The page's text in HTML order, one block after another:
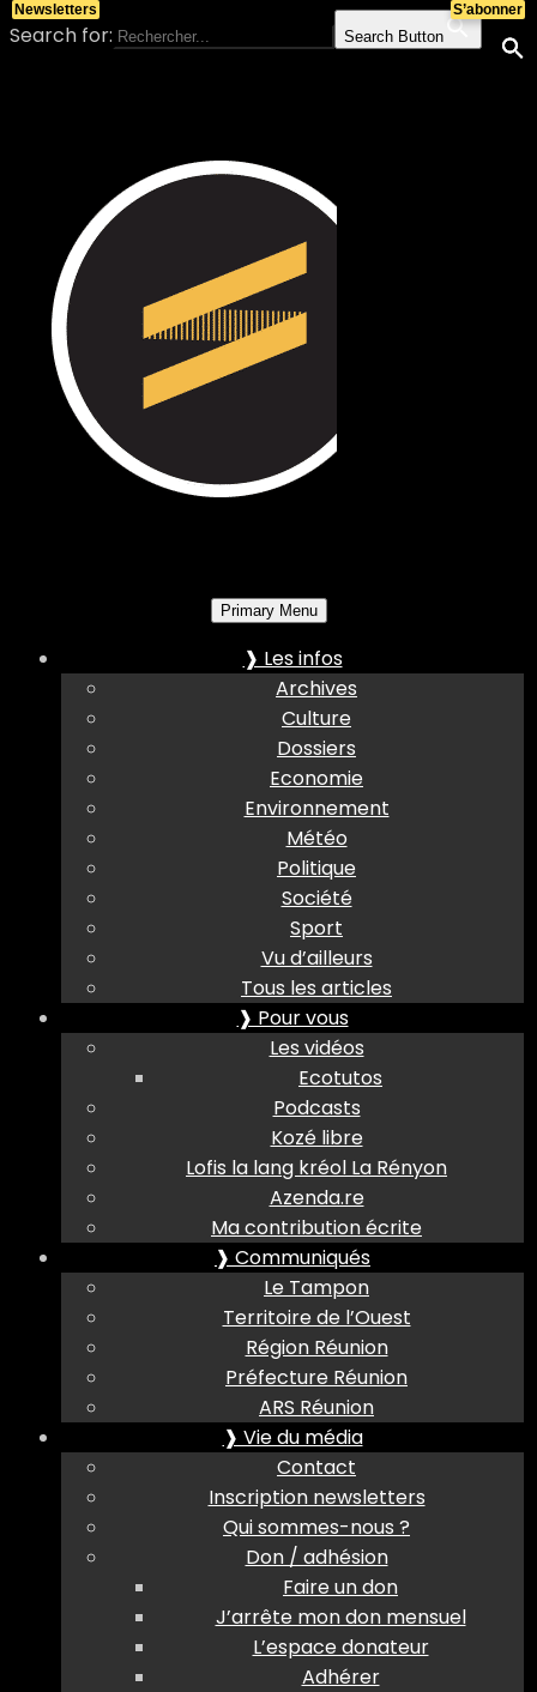
Search for: Search Button
Primary Menu
❱ Les infos
Archives
Culture
Dossiers
Economie
Environnement
Météo
Politique
Société
Sport
Vu d’ailleurs
Tous les articles
❱ Pour vous
Les vidéos
Ecotutos
Podcasts
Kozé libre
Lofis la lang kréol La Rényon
Azenda.re
Ma contribution écrite
❱ Communiqués
Le Tampon
Territoire de l’Ouest
Région Réunion
Préfecture Réunion
ARS Réunion
❱ Vie du média
Contact
Inscription newsletters
Qui sommes-nous ?
Don / adhésion
Faire un don
J’arrête mon don mensuel
L’espace donateur
Adhérer
S’abonner
Newsletters